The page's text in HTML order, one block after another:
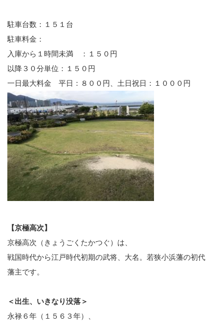
駐車台数：１５１台
駐車料金：
入庫から１時間未満 ：１５０円
以降３０分単位：１５０円
一日最大料金 平日：８００円、土日祝日：１０００円
【京極高次】
京極高次（きょうごくたかつぐ）は、
戦国時代から江戸時代初期の武将、大名。若狭小浜藩の初代
藩主です。
＜出生、いきなり没落＞
永禄６年（１５６３年）、